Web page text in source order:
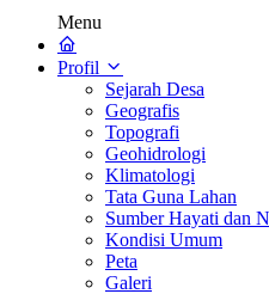
Menu
Profil
Sejarah Desa
Geografis
Topografi
Geohidrologi
Klimatologi
Tata Guna Lahan
Sumber Hayati dan
Kondisi Umum
Peta
Galeri